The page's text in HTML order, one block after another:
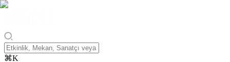
⌘K